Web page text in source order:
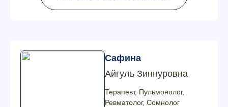
Сафина
Айгуль Зиннуровна
Терапевт, Пульмонолог,
Ревматолог, Сомнолог